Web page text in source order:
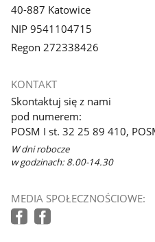
40-887 Katowice
NIP 9541104715
Regon 272338426
KONTAKT
Skontaktuj się z nami
pod numerem:
POSM I st. 32 25 89 410,
W dni robocze
w godzinach: 8.00-14.30
MEDIA SPOŁECZNOŚCIOWE: